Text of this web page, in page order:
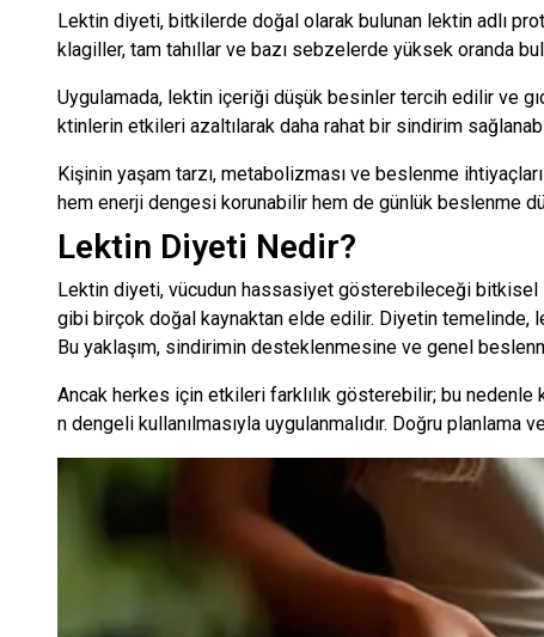
Lektin diyeti, bitkilerde doğal olarak bulunan lektin adlı
klagiller, tam tahıllar ve bazı sebzelerde yüksek oranda
Uygulamada, lektin içeriği düşük besinler tercih edilir ve
ktinlerin etkileri azaltılarak daha rahat bir sindirim
Kişinin yaşam tarzı, metabolizması ve beslenme
hem enerji dengesi korunabilir hem de günlük beslenme
Lektin Diyeti Nedir?
Lektin diyeti, vücudun hassasiyet gösterebileceği
gibi birçok doğal kaynaktan elde edilir. Diyetin temelinde,
Bu yaklaşım, sindirimin desteklenmesine ve genel
Ancak herkes için etkileri farklılık gösterebilir; bu nedenle
n dengeli kullanılmasıyla uygulanmalıdır. Doğru